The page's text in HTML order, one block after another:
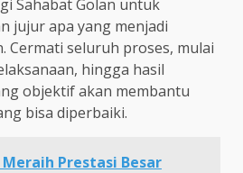
Sahabat Golan untuk
jujur apa yang menjadi
Cermati seluruh proses, mulai
hingga hasil
objektif akan membantu
bisa diperbaiki.
Meraih Prestasi Besar